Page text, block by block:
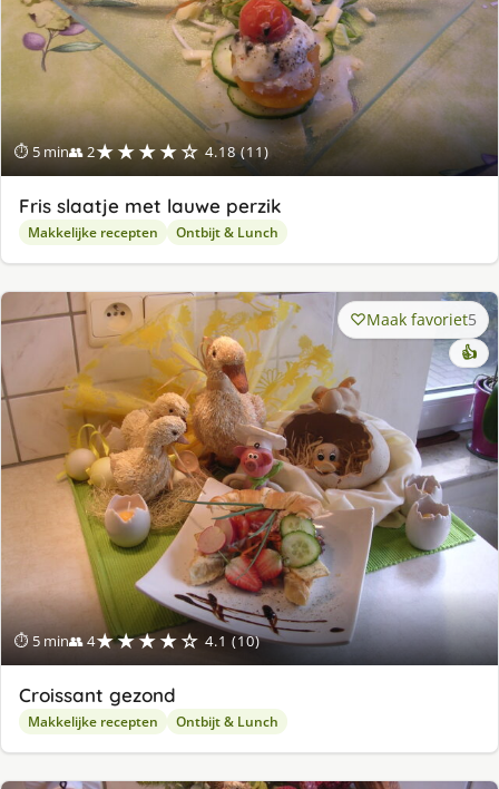
⏱ 5 min👥 2★★★★☆ 4.18 (11)
Fris slaatje met lauwe perzik
Makkelijke recepten Ontbijt & Lunch
⏱ 5 min👥 4★★★★☆ 4.1 (10)
Maak favoriet5
👍
Croissant gezond
Makkelijke recepten Ontbijt & Lunch